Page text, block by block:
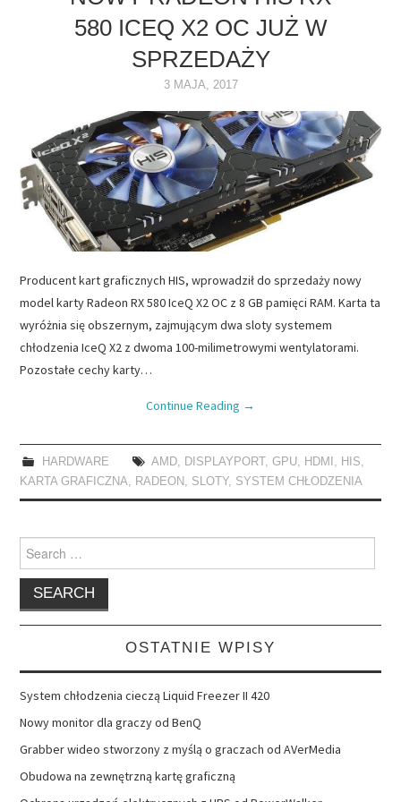
NAPĘDY
OPROGRAMOWANIE
INTERNET
580 ICEQ X2 OC JUŻ W
SPRZEDAŻY
3 MAJA, 2017
Producent kart graficznych HIS, wprowadził do sprzedaży nowy
model karty Radeon RX 580 IceQ X2 OC z 8 GB pamięci RAM. Karta ta
wyróżnia się obszernym, zajmującym dwa sloty systemem
chłodzenia IceQ X2 z dwoma 100-milimetrowymi wentylatorami.
Pozostałe cechy karty…
Continue Reading →
HARDWARE AMD, DISPLAYPORT , GPU, HDMI , HIS,
KARTA GRAFICZNA, RADEON , SLOTY, SYSTEM CHŁODZENIA
Search
for:
OSTATNIE WPISY
System chłodzenia cieczą Liquid Freezer II 420
Nowy monitor dla graczy od BenQ
Grabber wideo stworzony z myślą o graczach od AVerMedia
Obudowa na zewnętrzną kartę graficzną